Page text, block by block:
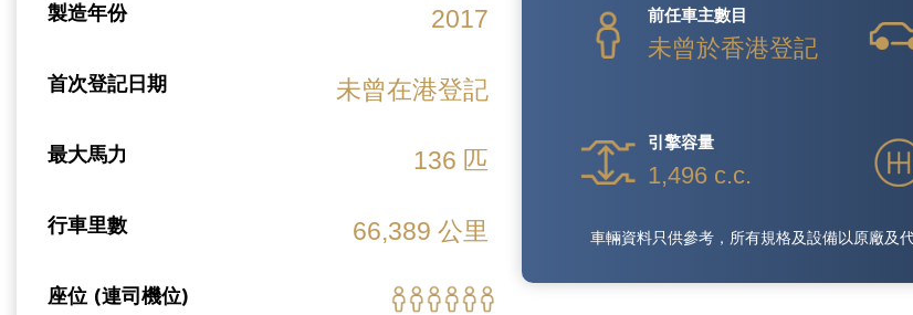
製造年份 2017
首次登記日期 未曾在港登記
最大馬力 136 匹
行車里數 66,389 公里
座位 (連司機位)
前任車主數目
未曾於香港登記
引擎容量
1,496 c.c.
車輛資料只供參考，所有規格及設備以原廠及